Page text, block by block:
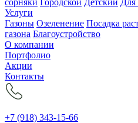
сорняки Городской Детский Для
Услуги
Газоны Озеленение Посадка
газона Благоустройство
О компании
Портфолио
Акции
Контакты
+7 (918) 343-15-66